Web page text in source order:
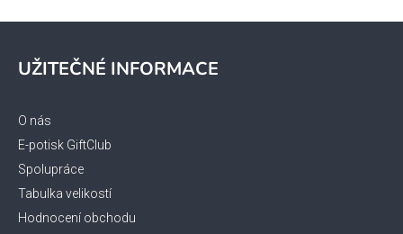
i
u
UŽITEČNÉ INFORMACE
O nás
E-potisk GiftClub
Spolupráce
Tabulka velikostí
Hodnocení obchodu